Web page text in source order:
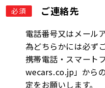
必須 ご連絡先
電話番号又はメール
為どちらかには必ず
携帯電話・スマート
wecars.co.jp」から
定をお願いします。